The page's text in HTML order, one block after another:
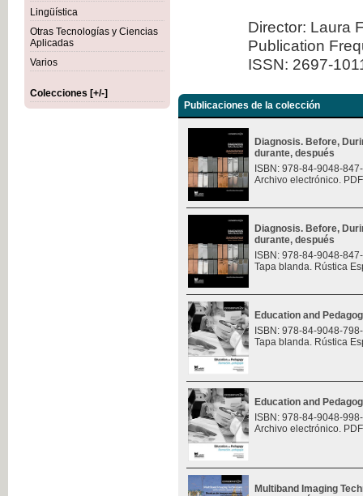
Lingüística
Otras Tecnologías y Ciencias
Aplicadas
Varios
Colecciones [+/-]
Director: Laura
Publication
ISSN: 2697-
Publicaciones de la colección
Diagnosis. Before,
durante, después
ISBN: 978-84-9048-
Archivo electrónico.
Diagnosis. Before,
durante, después
ISBN: 978-84-9048-
Tapa blanda. Rústica
Education and
ISBN: 978-84-9048-
Tapa blanda. Rústica
Education and
ISBN: 978-84-9048-
Archivo electrónico.
Multiband Imaging